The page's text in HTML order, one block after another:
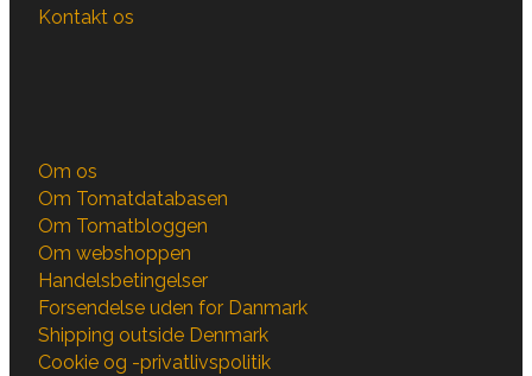
Kontakt os
Om os
Om Tomatdatabasen
Om Tomatbloggen
Om webshoppen
Handelsbetingelser
Forsendelse uden for Danmark
Shipping outside Denmark
Cookie og -privatlivspolitik